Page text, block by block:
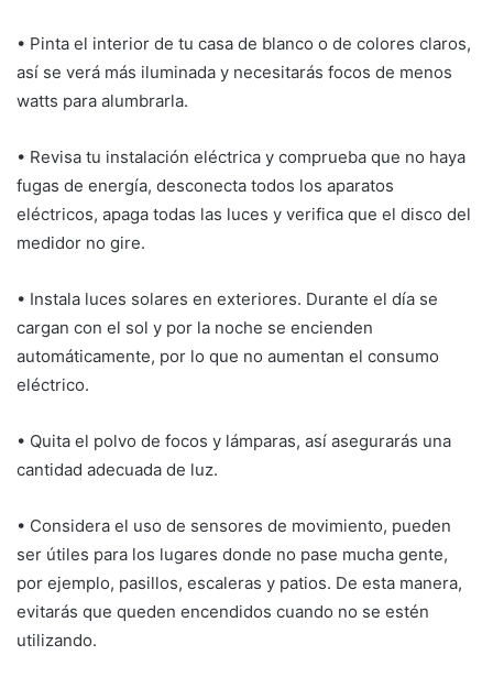
• Pinta el interior de tu casa de blanco o de colores claros,
así se verá más iluminada y necesitarás focos de menos
watts para alumbrarla.
• Revisa tu instalación eléctrica y comprueba que no haya
fugas de energía, desconecta todos los aparatos
eléctricos, apaga todas las luces y verifica que el disco del
medidor no gire.
• Instala luces solares en exteriores. Durante el día se
cargan con el sol y por la noche se encienden
automáticamente, por lo que no aumentan el consumo
eléctrico.
• Quita el polvo de focos y lámparas, así asegurarás una
cantidad adecuada de luz.
• Considera el uso de sensores de movimiento, pueden
ser útiles para los lugares donde no pase mucha gente,
por ejemplo, pasillos, escaleras y patios. De esta manera,
evitarás que queden encendidos cuando no se estén
utilizando.